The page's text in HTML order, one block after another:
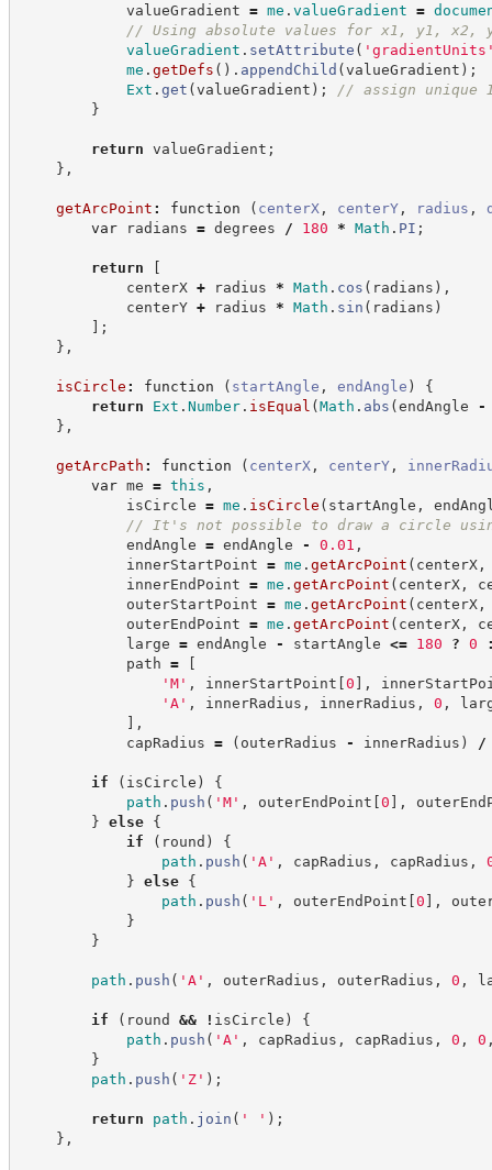
valueGradient = me . valueGradient =
// Using absolute values for x1, y1, x2,
valueGradient . setAttribute ( ' gradientUnits
me . getDefs ( ) . appendChild (valueGradient ) ;
Ext . get (valueGradient ) ; // assign unique
}
return valueGradient ;
} ,
getArcPoint : function ( centerX, centerY, radius ,
var radians = degrees / 180 * Math . PI ;
return
[
centerX + radius * Math . cos ( radians ) ,
centerY + radius * Math . sin ( radians )
] ;
} ,
isCircle : function ( startAngle , endAngle )
{
return
Ext . Number. isEqual (Math . abs (endAngle -
} ,
getArcPath : function ( centerX, centerY,
var me = this ,
isCircle = me . isCircle ( startAngle ,
// It's not possible to draw a circle
endAngle = endAngle - 0 . 01 ,
innerStartPoint = me . getArcPoint ( centerX,
innerEndPoint = me . getArcPoint ( centerX,
outerStartPoint = me . getArcPoint ( centerX,
outerEndPoint = me . getArcPoint ( centerX,
large = endAngle - startAngle <= 180 ? 0
path =
[
' M' , innerStartPoint [0 ] ,
' A' , innerRadius , innerRadius , 0 ,
] ,
capRadius = ( outerRadius - innerRadius ) /
if ( isCircle )
{
path . push ( ' M' , outerEndPoint [0 ] ,
} else
{
if
( round )
{
path . push ( ' A' , capRadius , capRadius ,
} else
{
path . push ( ' L ' , outerEndPoint [0 ] ,
}
}
path . push ( ' A' , outerRadius , outerRadius , 0 ,
if ( round && ! isCircle )
{
path . push ( ' A' , capRadius , capRadius , 0 , 0
}
path . push ( ' Z' ) ;
return path . join ( ' ' ) ;
} ,